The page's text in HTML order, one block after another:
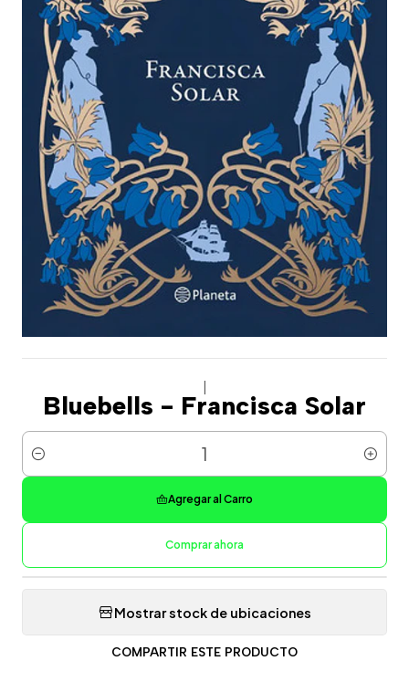
Bluebells - Francisca Solar
Cantidad
Agregar al Carro
Comprar ahora
Mostrar stock de ubicaciones
COMPARTIR ESTE PRODUCTO